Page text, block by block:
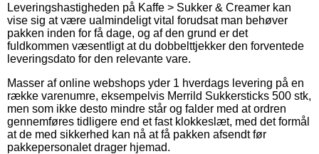
Leveringshastigheden på Kaffe > Sukker & Creamer kan
vise sig at være ualmindeligt vital forudsat man behøver
pakken inden for få dage, og af den grund er det
fuldkommen væsentligt at du dobbelttjekker den forventede
leveringsdato for den relevante vare.
Masser af online webshops yder 1 hverdags levering på en
række varenumre, eksempelvis Merrild Sukkersticks 500 stk,
men som ikke desto mindre står og falder med at ordren
gennemføres tidligere end et fast klokkeslæt, med det formål
at de med sikkerhed kan nå at få pakken afsendt før
pakkepersonalet drager hjemad.